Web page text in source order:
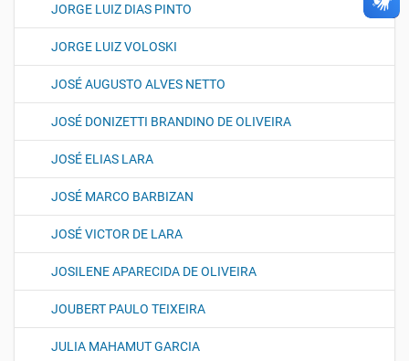
JORGE LUIZ DIAS PINTO
JORGE LUIZ VOLOSKI
JOSÉ AUGUSTO ALVES NETTO
JOSÉ DONIZETTI BRANDINO DE OLIVEIRA
JOSÉ ELIAS LARA
JOSÉ MARCO BARBIZAN
JOSÉ VICTOR DE LARA
JOSILENE APARECIDA DE OLIVEIRA
JOUBERT PAULO TEIXEIRA
JULIA MAHAMUT GARCIA